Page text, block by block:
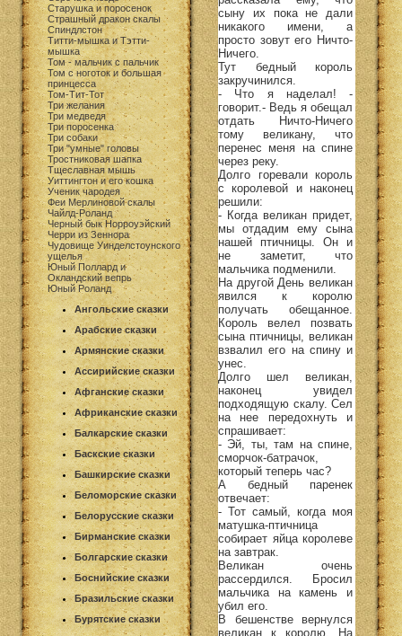
Старушка и поросенок
Страшный дракон скалы
Спиндлстон
Титти-мышка и Тэтти-
мышка
Том - мальчик с пальчик
Том с ноготок и большая
принцесса
Том-Тит-Тот
Три желания
Три медведя
Три поросенка
Три собаки
Три "умные" головы
Тростниковая шапка
Тщеславная мышь
Уиттингтон и его кошка
Ученик чародея
Феи Мерлиновой скалы
Чайлд-Роланд
Черный бык Норроуэйский
Черри из Зеннора
Чудовище Уинделстоунского
ущелья
Юный Поллард и
Окландский вепрь
Юный Роланд
Ангольские сказки
Арабские сказки
Армянские сказки
Ассирийские сказки
Афганские сказки
Африканские сказки
Балкарские сказки
Баскские сказки
Башкирские сказки
Беломорские сказки
Белорусские сказки
Бирманские сказки
Болгарские сказки
Боснийские сказки
Бразильские сказки
Бурятские сказки
сыну их пока не дали
никакого имени, а
просто зовут его Ничто-
Ничего.
Тут бедный король
закручинился.
- Что я наделал! -
говорит.- Ведь я обещал
отдать Ничто-Ничего
тому великану, что
перенес меня на спине
через реку.
Долго горевали король
с королевой и наконец
решили:
- Когда великан придет,
мы отдадим ему сына
нашей птичницы. Он и
не заметит, что
мальчика подменили.
На другой День великан
явился к королю
получать обещанное.
Король велел позвать
сына птичницы, великан
взвалил его на спину и
унес.
Долго шел великан,
наконец увидел
подходящую скалу. Сел
на нее передохнуть и
спрашивает:
- Эй, ты, там на спине,
сморчок-батрачок,
который теперь час?
А бедный паренек
отвечает:
- Тот самый, когда моя
матушка-птичница
собирает яйца королеве
на завтрак.
Великан очень
рассердился. Бросил
мальчика на камень и
убил его.
В бешенстве вернулся
великан к королю. На